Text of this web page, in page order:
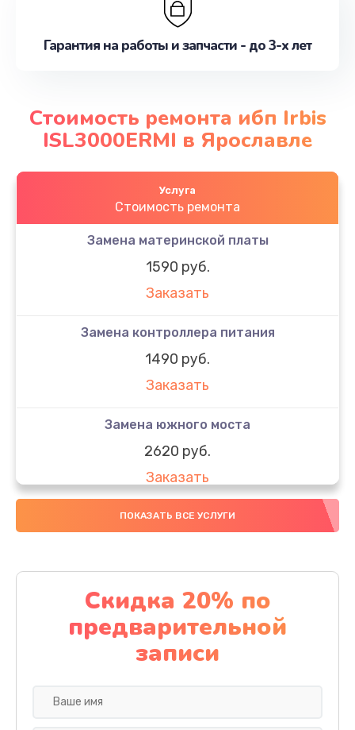
Гарантия на работы и запчасти - до 3-х лет
Стоимость ремонта ибп Irbis
ISL3000ERMI в Ярославле
Услуга
Стоимость ремонта
Замена материнской платы
1590 руб.
Заказать
Замена контроллера питания
1490 руб.
Заказать
Замена южного моста
2620 руб.
Заказать
Чистка от пыли
Заказать
Настройка ОС
1060 руб.
Заказать
ПОКАЗАТЬ ВСЕ УСЛУГИ
Скидка 20% по
предварительной
записи